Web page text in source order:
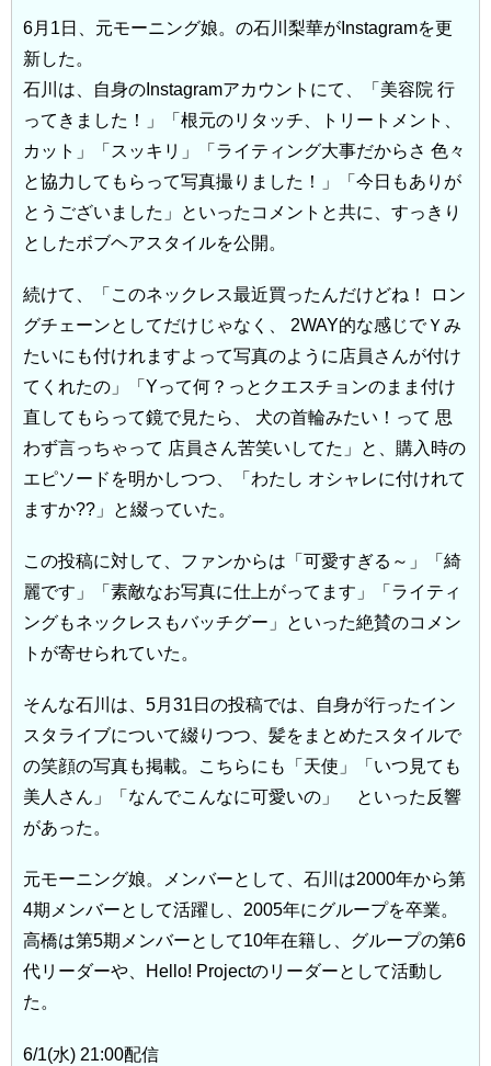
6月1日、元モーニング娘。の石川梨華がInstagramを更
新した。
石川は、自身のInstagramアカウントにて、「美容院 行
ってきました！」「根元のリタッチ、トリートメント、
カット」「スッキリ」「ライティング大事だからさ 色々
と協力してもらって写真撮りました！」「今日もありが
とうございました」といったコメントと共に、すっきり
としたボブヘアスタイルを公開。
続けて、「このネックレス最近買ったんだけどね！ ロン
グチェーンとしてだけじゃなく、 2WAY的な感じでＹみ
たいにも付けれますよって写真のように店員さんが付け
てくれたの」「Yって何？っとクエスチョンのまま付け
直してもらって鏡で見たら、 犬の首輪みたい！って 思
わず言っちゃって 店員さん苦笑いしてた」と、購入時の
エピソードを明かしつつ、「わたし オシャレに付けれて
ますか??」と綴っていた。
この投稿に対して、ファンからは「可愛すぎる～」「綺
麗です」「素敵なお写真に仕上がってます」「ライティ
ングもネックレスもバッチグー」といった絶賛のコメン
トが寄せられていた。
そんな石川は、5月31日の投稿では、自身が行ったイン
スタライブについて綴りつつ、髪をまとめたスタイルで
の笑顔の写真も掲載。こちらにも「天使」「いつ見ても
美人さん」「なんでこんなに可愛いの」 といった反響
があった。
元モーニング娘。メンバーとして、石川は2000年から第
4期メンバーとして活躍し、2005年にグループを卒業。
高橋は第5期メンバーとして10年在籍し、グループの第6
代リーダーや、Hello! Projectのリーダーとして活動し
た。
6/1(水) 21:00配信